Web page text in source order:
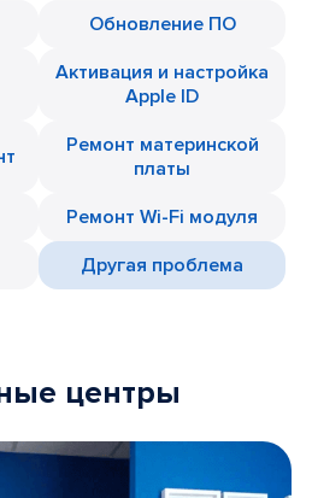
Обновление ПО
Активация и настройка
Apple ID
Ремонт материнской
платы
Ремонт Wi-Fi модуля
Другая проблема
центры